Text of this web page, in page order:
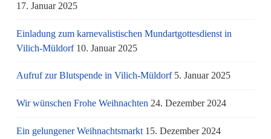
17. Januar 2025
Einladung zum karnevalistischen Mundartgottesdienst in
Vilich-Müldorf 10. Januar 2025
Aufruf zur Blutspende in Vilich-Müldorf 5. Januar 2025
Wir wünschen Frohe Weihnachten 24. Dezember 2024
Ein gelungener Weihnachtsmarkt 15. Dezember 2024